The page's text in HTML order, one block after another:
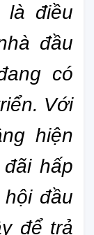
là điều
đầu
có
Với
hiện
hấp
đầu
để trả